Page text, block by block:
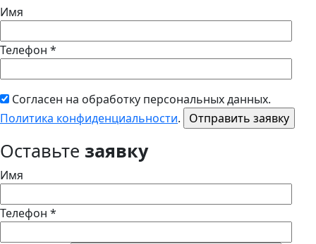
Имя
Телефон *
Согласен на обработку персональных данных.
Политика конфиденциальности.
Оставьте заявку
Имя
Телефон *